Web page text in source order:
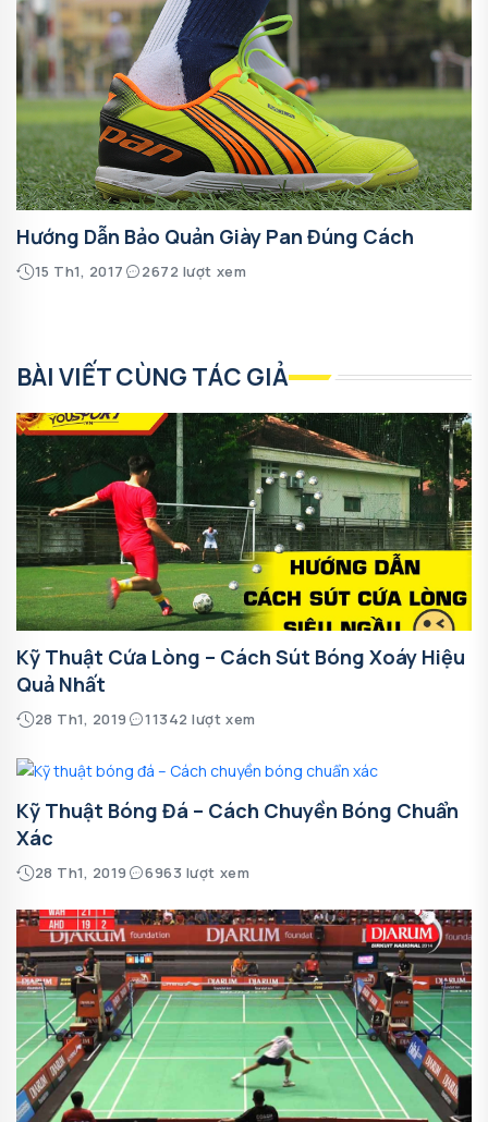
Hướng Dẫn Bảo Quản Giày Pan Đúng Cách
15 Th1, 2017 2672 lượt xem
BÀI VIẾT CÙNG TÁC GIẢ
Kỹ Thuật Cứa Lòng – Cách Sút Bóng Xoáy Hiệu
Quả Nhất
28 Th1, 2019 11342 lượt xem
Kỹ Thuật Bóng Đá – Cách Chuyền Bóng Chuẩn
Xác
28 Th1, 2019 6963 lượt xem